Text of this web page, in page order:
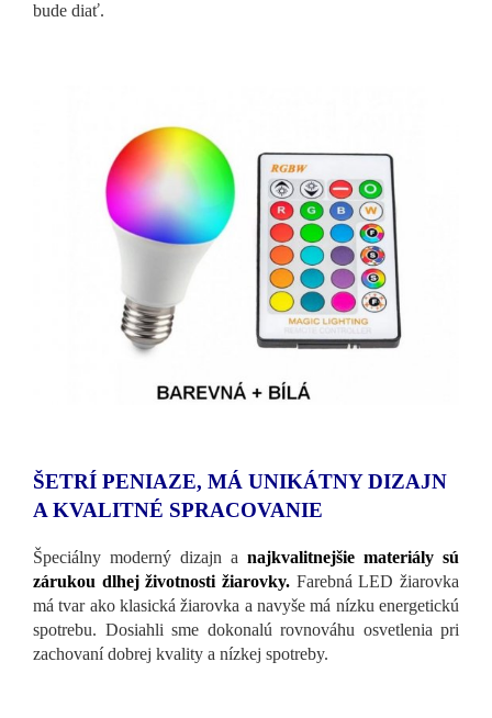
bude diať.
ŠETRÍ PENIAZE, MÁ UNIKÁTNY DIZAJN
A KVALITNÉ SPRACOVANIE
Špeciálny moderný dizajn a najkvalitnejšie materiály sú
zárukou dlhej životnosti žiarovky. Farebná LED žiarovka
má tvar ako klasická žiarovka a navyše má nízku energetickú
spotrebu. Dosiahli sme dokonalú rovnováhu osvetlenia pri
zachovaní dobrej kvality a nízkej spotreby.